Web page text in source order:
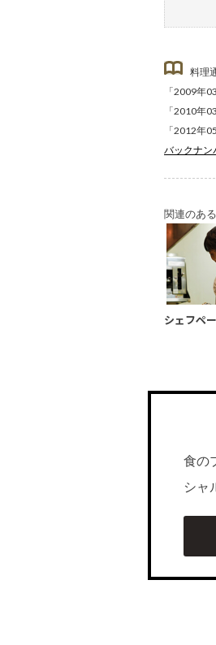
料理
「2009年
「2010年
「2012年
バックナン
関連のあ
シェフペ
食の
シャ